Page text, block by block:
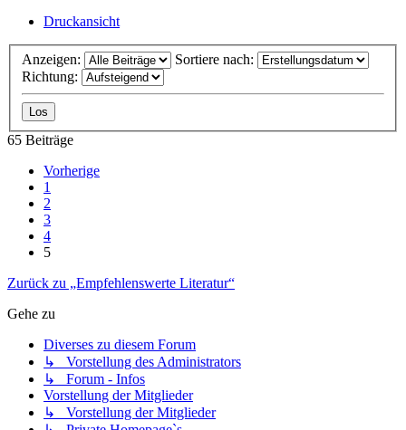
Druckansicht
Anzeigen:
Sortiere nach:
Richtung:
65 Beiträge
Vorherige
1
2
3
4
5
Zurück zu „Empfehlenswerte Literatur“
Gehe zu
Diverses zu diesem Forum
↳ Vorstellung des Administrators
↳ Forum - Infos
Vorstellung der Mitglieder
↳ Vorstellung der Mitglieder